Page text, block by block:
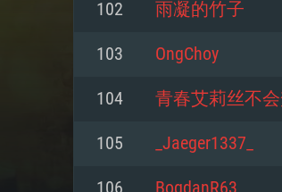
102 雨凝的竹子
103 OngChoy
104 青春艾莉丝不
105 _Jaeger1337_
106 BogdanR63